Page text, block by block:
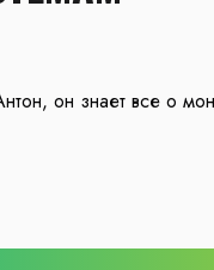
он знает все о